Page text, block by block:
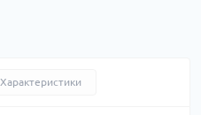
Характеристики